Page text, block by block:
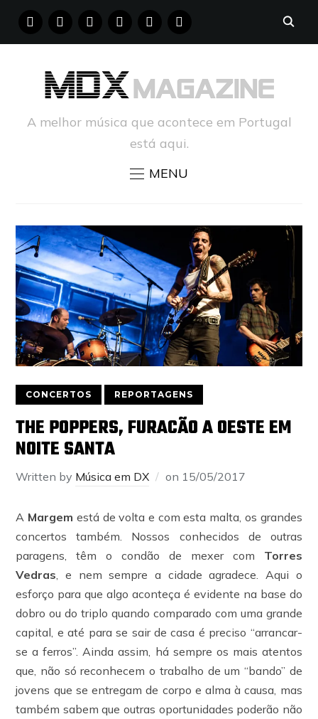
FACEBOOKINSTAGRAM
YOUTUBE PINTERESTTUMBLR
A melhor música que acontece em Portugal
está aqui.
MENU
CONCERTOS REPORTAGENS
THE POPPERS, FURACÃO A OESTE EM
NOITE SANTA
Written by Música em DX on 15/05/2017
A Margem está de volta e com esta malta, os grandes
concertos também. Nossos conhecidos de outras
paragens, têm o condão de mexer com Torres
Vedras, e nem sempre a cidade agradece. Aqui o
esforço para que algo aconteça é evidente na base do
dobro ou do triplo quando comparado com uma grande
capital, e até para se sair de casa é preciso “arrancar-
se a ferros”. Ainda assim, há sempre os mais atentos
que, não só reconhecem o trabalho de um “bando” de
jovens que se entregam de corpo e alma à causa, mas
também sabem que outras oportunidades poderão não